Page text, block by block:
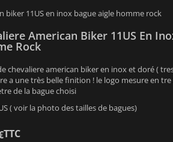
biker 11US en inox bague aigle homme rock
American Biker 11US En
Rock
chevaliere american biker en inox et doré (
a une très belle finition ! le logo mesure en
de la bague choisi
( voir la photo des tailles de bagues)
TTC